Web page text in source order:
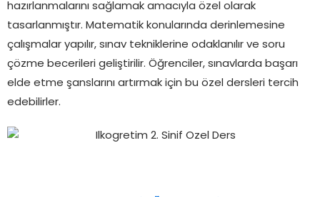
hazırlanmalarını sağlamak amacıyla özel olarak
tasarlanmıştır. Matematik konularında derinlemesine
çalışmalar yapılır, sınav tekniklerine odaklanılır ve soru
çözme becerileri geliştirilir. Öğrenciler, sınavlarda başarı
elde etme şanslarını artırmak için bu özel dersleri tercih
edebilirler.